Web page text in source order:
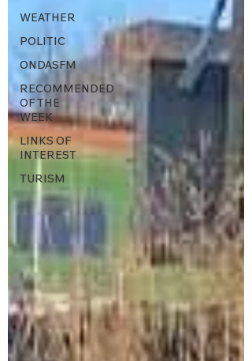
WEATHER
POLITIC
ONDASFM
RECOMMENDED
OF THE
WEEK
LINKS OF
INTEREST
TURISM